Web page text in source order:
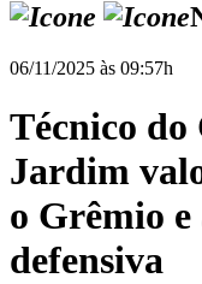
06/11/2025 às 09:57h
Técnico
Jardim
o Grêmio
defensiva